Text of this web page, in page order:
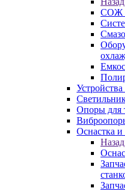
СОЖ
Опоры для
Оснастка и
Назад